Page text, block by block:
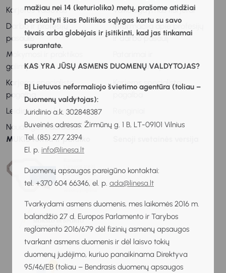
mažiau nei 14 (keturiolika) metų, prašome atidžiai
perskaityti šias Politikos sąlygas kartu su savo
tėvais arba globėjais ir įsitikinti, kad jas tinkamai
suprantate.
KAS YRA JŪSŲ ASMENS DUOMENŲ VALDYTOJAS?
BĮ Lietuvos neformaliojo švietimo agentūra (toliau –
Duomenų valdytojas):
Juridinio a.k. 302848387
Buveinės adresas: Žirmūnų g. 1 B, LT-09101 Vilnius
Tel. (85) 277 2394
El. p. info@linesa.lt
Duomenų apsaugos pareigūno kontaktai:
tel. +370 604 66346, el. p. ada@linesa.lt
Tvarkydami asmens duomenis, mes laikomės 2016 m.
balandžio 27 d. Europos Parlamento ir Tarybos
reglamento 2016/679 dėl fizinių asmenų apsaugos
tvarkant asmens duomenis ir dėl laisvo tokių
duomenų judėjimo, kuriuo panaikinama Direktyva
95/46/EB (toliau – Bendrasis duomenų apsaugos
Karjeros vadovas
Darbo ir profesijų
pasaulis
Mokymosi ir praktikos
galimybės
Karjeros specialisto
pagalba
Leidiniai apie karjerą
Naudingos nuorodos
Vaiko ugdymas karjerai
Informacija apie profesijų
ir darbo pasaulį
rekomendacijos
Karjeros specialisto
MUKIS remia ir palaiko